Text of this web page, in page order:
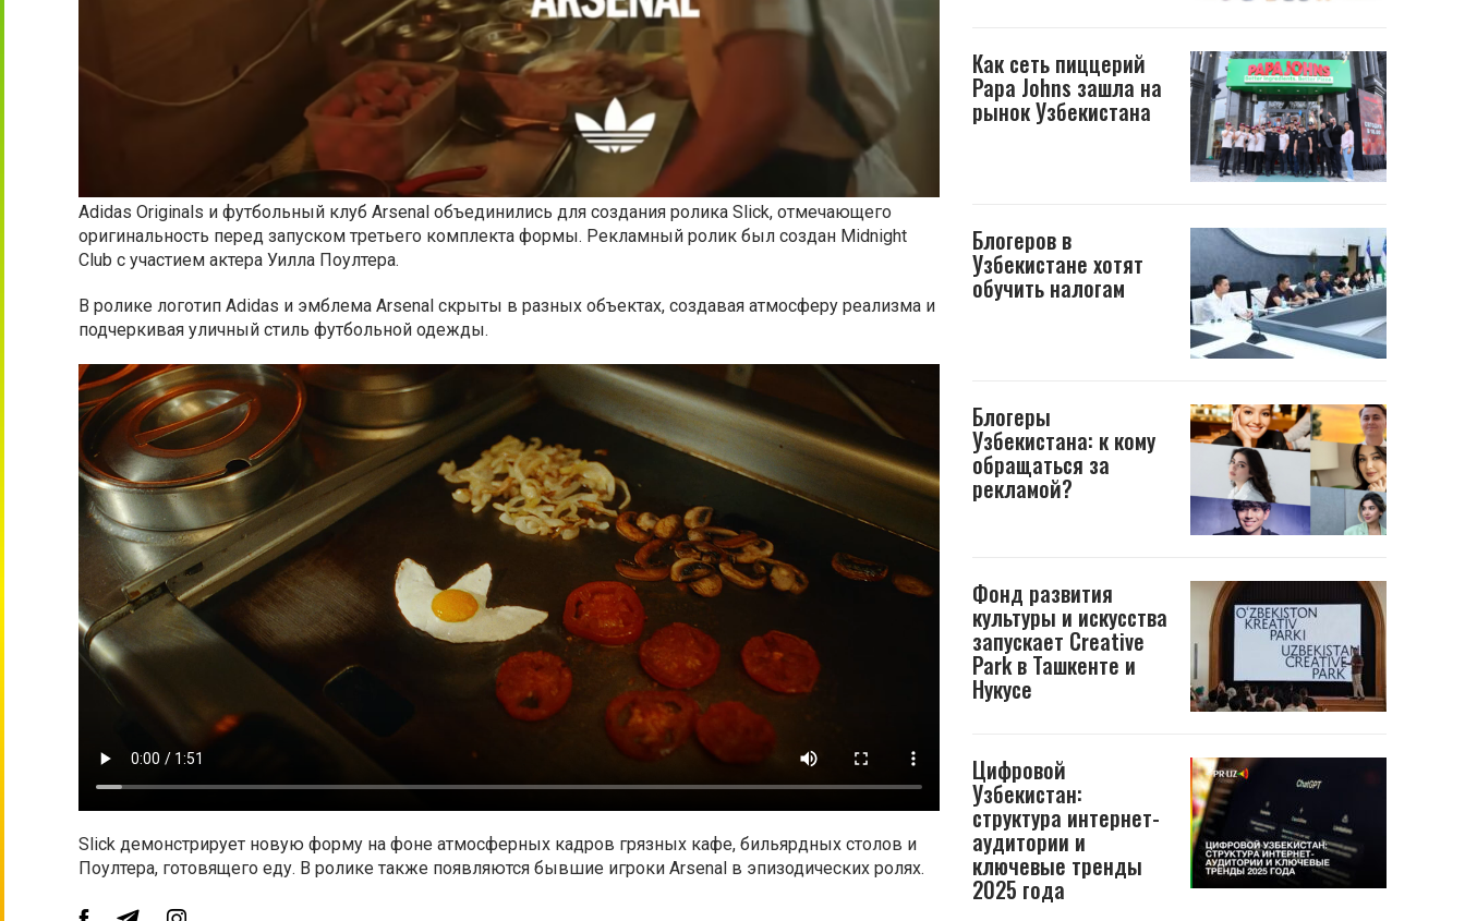
Adidas Originals и футбольный клуб Arsenal объединились для создания ролика Slick, отмечающего
оригинальность перед запуском третьего комплекта формы. Рекламный ролик был создан Midnight
Club с участием актера Уилла Поултера.
В ролике логотип Adidas и эмблема Arsenal скрыты в разных объектах, создавая атмосферу реализма и
подчеркивая уличный стиль футбольной одежды.
Slick демонстрирует новую форму на фоне атмосферных кадров грязных кафе, бильярдных столов и
Поултера, готовящего еду. В ролике также появляются бывшие игроки Arsenal в эпизодических ролях.
Как сеть пиццерий
Papa Johns зашла на
рынок Узбекистана
Блогеров в
Узбекистане хотят
обучить налогам
Блогеры
Узбекистана: к кому
обращаться за
рекламой?
Фонд развития
культуры и искусства
запускает Creative
Park в Ташкенте и
Нукусе
Цифровой
Узбекистан:
структура интернет-
аудитории и
ключевые тренды
2025 года